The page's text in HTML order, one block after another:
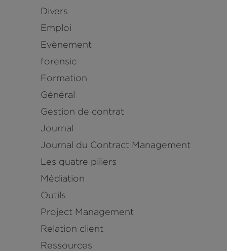
Divers
Emploi
Evènement
forensic
Formation
Général
Gestion de contrat
Journal
Journal du Contract Management
Les quatre piliers
Médiation
Outils
Project Management
Relation client
Ressources